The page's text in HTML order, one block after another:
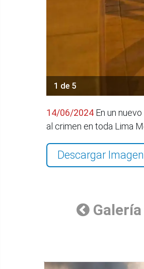
1 de 5
14/06/2024 En un
al crimen en toda Lima
Descargar Imagen